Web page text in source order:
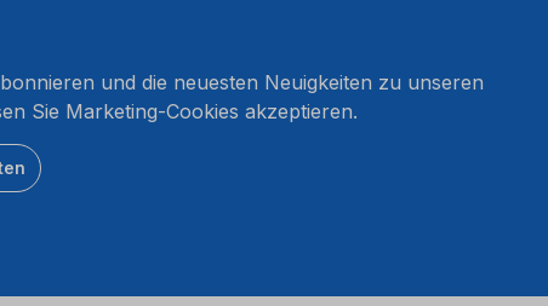
und die neuesten Neuigkeiten zu unseren
Sie Marketing-Cookies akzeptieren.